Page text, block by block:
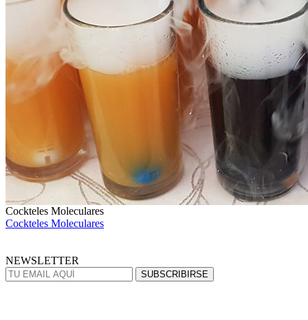
Cockteles Moleculares
Cockteles Moleculares
NEWSLETTER